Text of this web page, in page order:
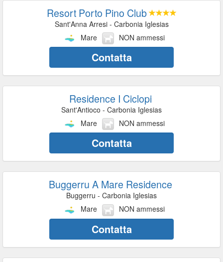
Resort Porto Pino Club
Sant'Anna Arresi - Carbonia Iglesias
Mare
NON ammessi
Contatta
Residence I Ciclopi
Sant'Antioco - Carbonia Iglesias
Mare
NON ammessi
Contatta
Buggerru A Mare Residence
Buggerru - Carbonia Iglesias
Mare
NON ammessi
Contatta